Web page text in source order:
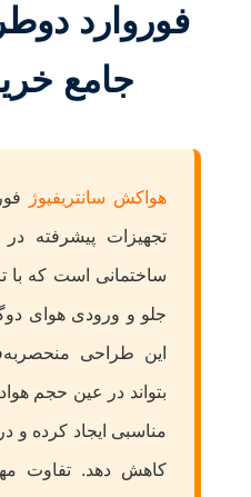
فوروارد
جامع
هواکش سانتریفیوژ
تجهیزات پیشرفته
ساختمانی است که با
جلو و ورودی هوای
این طراحی
بتواند در عین حجم
مناسبی ایجاد کرده و
کاهش دهد. تفاوت